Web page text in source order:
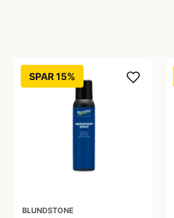
SPAR 15%
BLUNDSTONE